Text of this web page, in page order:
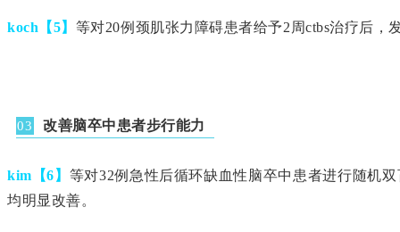
koch【5】 等对20例颈肌张力障碍患者给予2周ctbs治疗后
03 改善脑卒中患者步行能力
kim【6】 等对32例急性后循环缺血性脑卒中患者进行随机
均明显改善。